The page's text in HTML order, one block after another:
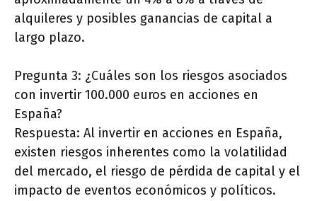
alquileres y posibles ganancias de capital a
largo plazo.
Pregunta 3: ¿Cuáles son los riesgos asociados
con invertir 100.000 euros en acciones en
España?
Respuesta: Al invertir en acciones en España,
existen riesgos inherentes como la volatilidad
del mercado, el riesgo de pérdida de capital y el
impacto de eventos económicos y políticos.